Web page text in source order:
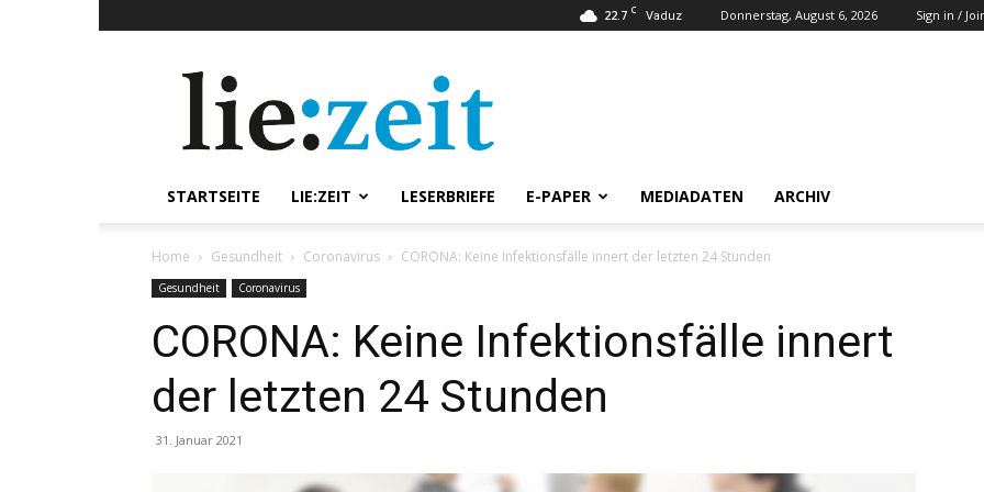
22.7 C Vaduz Donnerstag, August 6, 2026 Sign in /
STARTSEITE LIE:ZEIT LESERBRIEFE E-PAPER MEDIADATEN ARCHIV
Home Gesundheit Coronavirus CORONA: Keine Infektionsfälle innert der letzten 24 Stunden
Gesundheit Coronavirus
CORONA: Keine Infektionsfälle innert
der letzten 24 Stunden
31. Januar 2021